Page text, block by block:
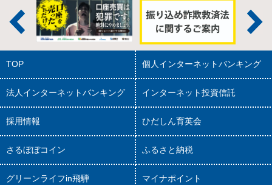
TOP 個人インターネットバンキング
法人インターネットバンキング インターネット投資信託
採用情報 ひだしん育英会
さるぼぼコイン ふるさと納税
グリーンライフin飛騨 マイナポイント